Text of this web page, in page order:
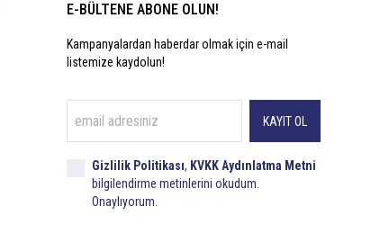
E-BÜLTENE ABONE OLUN!
Kampanyalardan haberdar olmak için e-mail
listemize kaydolun!
KAYIT OL
Gizlilik Politikası, KVKK Aydınlatma Metni
bilgilendirme metinlerini okudum.
Onaylıyorum.